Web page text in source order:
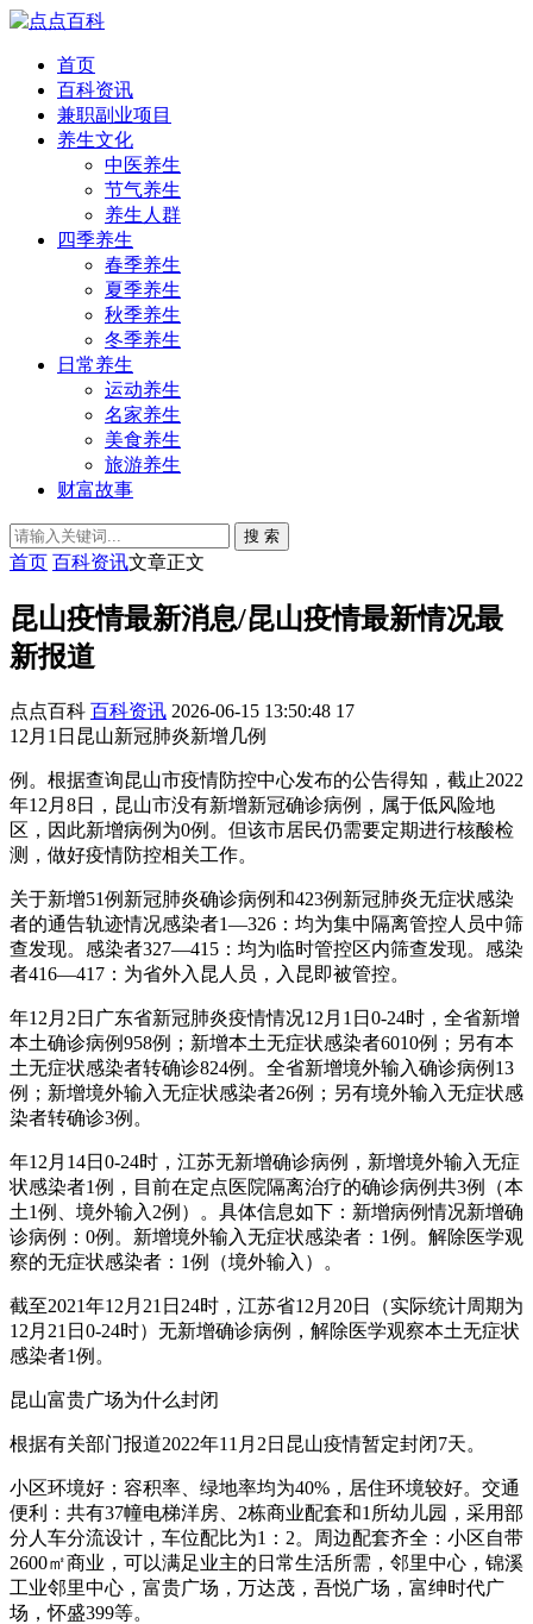
首页
百科资讯
兼职副业项目
养生文化
中医养生
节气养生
养生人群
四季养生
春季养生
夏季养生
秋季养生
冬季养生
日常养生
运动养生
名家养生
美食养生
旅游养生
财富故事
搜 索
首页 百科资讯文章正文
昆山疫情最新消息/昆山疫情最新情况最
新报道
点点百科 百科资讯 2026-06-15 13:50:48 17
12月1日昆山新冠肺炎新增几例
例。根据查询昆山市疫情防控中心发布的公告得知，截止2022
年12月8日，昆山市没有新增新冠确诊病例，属于低风险地
区，因此新增病例为0例。但该市居民仍需要定期进行核酸检
测，做好疫情防控相关工作。
关于新增51例新冠肺炎确诊病例和423例新冠肺炎无症状感染
者的通告轨迹情况感染者1—326：均为集中隔离管控人员中筛
查发现。感染者327—415：均为临时管控区内筛查发现。感染
者416—417：为省外入昆人员，入昆即被管控。
年12月2日广东省新冠肺炎疫情情况12月1日0-24时，全省新增
本土确诊病例958例；新增本土无症状感染者6010例；另有本
土无症状感染者转确诊824例。全省新增境外输入确诊病例13
例；新增境外输入无症状感染者26例；另有境外输入无症状感
染者转确诊3例。
年12月14日0-24时，江苏无新增确诊病例，新增境外输入无症
状感染者1例，目前在定点医院隔离治疗的确诊病例共3例（本
土1例、境外输入2例）。具体信息如下：新增病例情况新增确
诊病例：0例。新增境外输入无症状感染者：1例。解除医学观
察的无症状感染者：1例（境外输入）。
截至2021年12月21日24时，江苏省12月20日（实际统计周期为
12月21日0-24时）无新增确诊病例，解除医学观察本土无症状
感染者1例。
昆山富贵广场为什么封闭
根据有关部门报道2022年11月2日昆山疫情暂定封闭7天。
小区环境好：容积率、绿地率均为40%，居住环境较好。交通
便利：共有37幢电梯洋房、2栋商业配套和1所幼儿园，采用部
分人车分流设计，车位配比为1：2。周边配套齐全：小区自带
2600㎡商业，可以满足业主的日常生活所需，邻里中心，锦溪
工业邻里中心，富贵广场，万达茂，吾悦广场，富绅时代广
场，怀盛399等。